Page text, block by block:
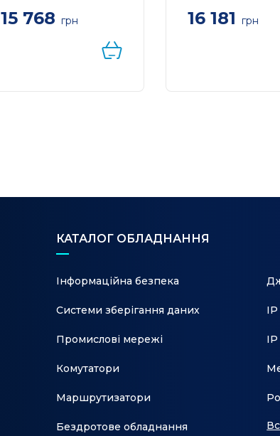
15 768 грн
2 портовий RS-422/485
асинхронний сервер в
16 181 грн
2 портовий rs-232 в
Ethernet
сервер, від-40 до
КАТАЛОГ ОБЛАДНАННЯ
Інформаційна безпека
Системи зберігання даних
Промислові мережі
Комутатори
Маршрутизатори
Бездротове обладнання
IP
IP